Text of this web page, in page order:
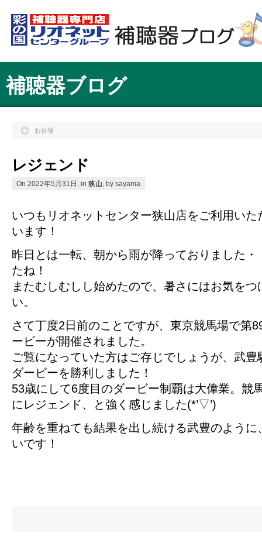
補聴器ブログ
お台場
レジェンド
On 2022年5月31日, in 狭山 , by sayama
いつもリオネットセンター狭山店をご利用い
います！
昨日とは一転、朝から雨が降っておりました
たね！
またむしむしし始めたので、暑さにはお気を
い。
さて丁度2日前のことですが、東京競馬場で第
ービーが開催されました。
ご覧になっていた方はご存じでしょうが、武
ダービーを勝利しました！
53歳にして6度目のダービー制覇は大偉業。競
にレジェンド、と強く感じました(*’▽’)
年齢を重ねても結果を出し続ける武豊のよう
いです！